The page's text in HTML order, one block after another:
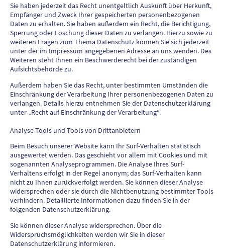
Sie haben jederzeit das Recht unentgeltlich Auskunft über Herkunft,
Empfänger und Zweck Ihrer gespeicherten personenbezogenen
Daten zu erhalten. Sie haben außerdem ein Recht, die Berichtigung,
Sperrung oder Löschung dieser Daten zu verlangen. Hierzu sowie zu
weiteren Fragen zum Thema Datenschutz können Sie sich jederzeit
unter der im Impressum angegebenen Adresse an uns wenden. Des
Weiteren steht Ihnen ein Beschwerderecht bei der zuständigen
Aufsichtsbehörde zu.
Außerdem haben Sie das Recht, unter bestimmten Umständen die
Einschränkung der Verarbeitung Ihrer personenbezogenen Daten zu
verlangen. Details hierzu entnehmen Sie der Datenschutzerklärung
unter „Recht auf Einschränkung der Verarbeitung“.
Analyse-Tools und Tools von Drittanbietern
Beim Besuch unserer Website kann Ihr Surf-Verhalten statistisch
ausgewertet werden. Das geschieht vor allem mit Cookies und mit
sogenannten Analyseprogrammen. Die Analyse Ihres Surf-
Verhaltens erfolgt in der Regel anonym; das Surf-Verhalten kann
nicht zu Ihnen zurückverfolgt werden. Sie können dieser Analyse
widersprechen oder sie durch die Nichtbenutzung bestimmter Tools
verhindern. Detaillierte Informationen dazu finden Sie in der
folgenden Datenschutzerklärung.
Sie können dieser Analyse widersprechen. Über die
Widerspruchsmöglichkeiten werden wir Sie in dieser
Datenschutzerklärung informieren.